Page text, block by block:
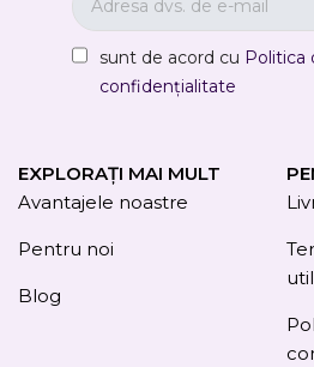
sunt de acord cu Politica
confidențialitate
EXPLORAȚI MAI MULT
Avantajele noastre
Pentru noi
Blog